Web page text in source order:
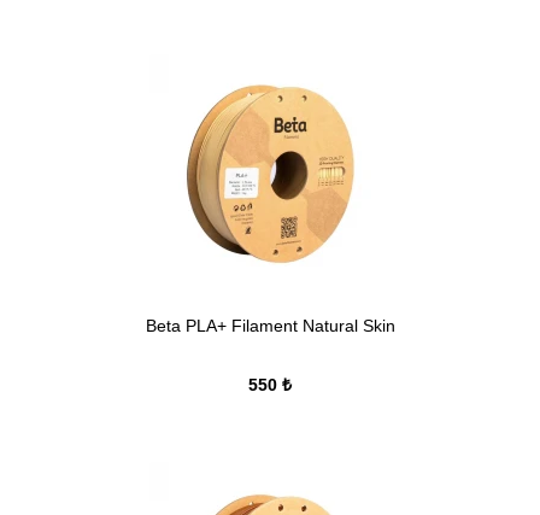
Beta PLA+ Filament Natural Skin
550 ₺